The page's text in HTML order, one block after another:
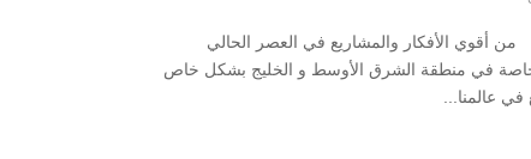
أقوي الأفكار والمشاريع في العصر الحالي
خاصة في منطقة الشرق الأوسط و الخليج بشكل خاص
عالمنا...